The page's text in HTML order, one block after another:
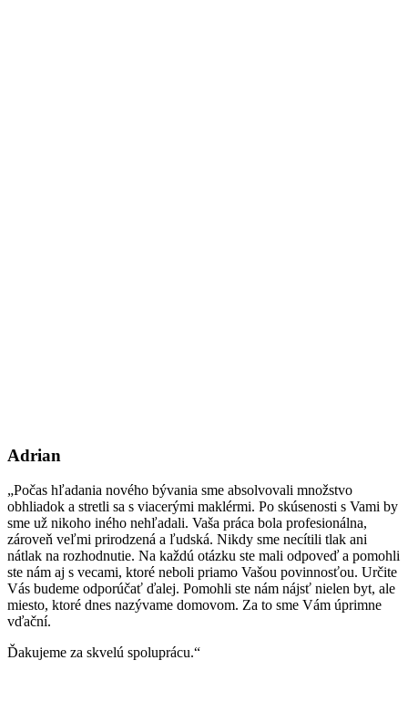
Adrian
„Počas hľadania nového bývania sme absolvovali množstvo
obhliadok a stretli sa s viacerými maklérmi. Po skúsenosti s Vami by
sme už nikoho iného nehľadali. Vaša práca bola profesionálna,
zároveň veľmi prirodzená a ľudská. Nikdy sme necítili tlak ani
nátlak na rozhodnutie. Na každú otázku ste mali odpoveď a pomohli
ste nám aj s vecami, ktoré neboli priamo Vašou povinnosťou. Určite
Vás budeme odporúčať ďalej. Pomohli ste nám nájsť nielen byt, ale
miesto, ktoré dnes nazývame domovom. Za to sme Vám úprimne
vďační.
Ďakujeme za skvelú spoluprácu.“